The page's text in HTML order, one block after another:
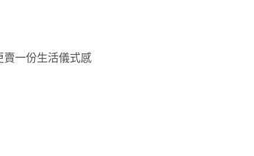
賣一份生活儀式感